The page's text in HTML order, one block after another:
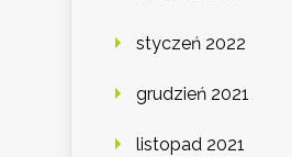
styczeń 2022
grudzień 2021
listopad 2021